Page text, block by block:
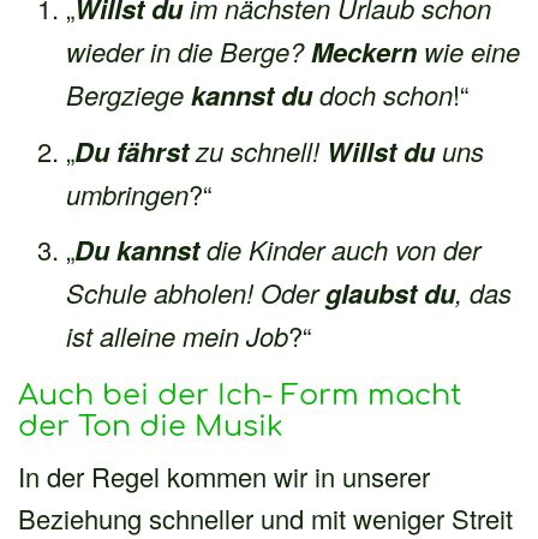
Willst du
wieder in die Berge?Meckern wie eine
Bergziegekannst dudoch schon!“
„Du fährstzu schnell! Willst duuns
umbringen?“
„Du kannstdie Kinder auch von der
Schule abholen! Oderglaubst du, das
ist alleine mein Job?“
Auch bei der Ich- Form macht
der Ton die Musik
In der Regel kommen wir in unserer
Beziehung schneller und mit weniger Streit